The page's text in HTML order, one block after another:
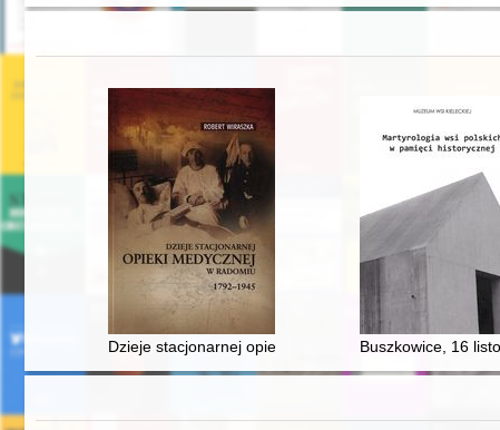
Dzieje stacjonarnej opieki medycznej w Radomiu 1792-
Buszkowice, 16